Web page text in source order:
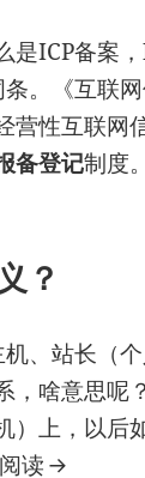
是ICP备案，
。《互联
营性互联
备登记制度。
？
、站长（
，啥意思呢
）上，以后
读更换ICP